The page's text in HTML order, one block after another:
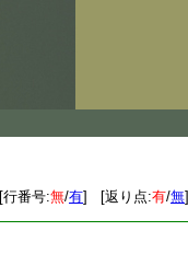
[行番号:無/有] [返り点:有/無]